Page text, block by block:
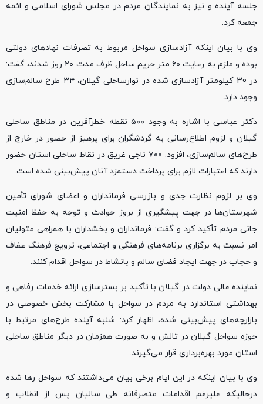
جلسه آینده و نیز به نمایندگان مردم در مجلس شورای اسلامی و ائمه
جمعه کرد.
وی با بیان اینکه آزادسازی سواحل مربوط به تصرفات نهادهای دولتی
بوده و ملزم به رعایت ۶۰ متر حریم ساحل ظرف مدت ۲۰ روز شدند، گفت:
در 30 کیلومتر آزادسازی شده در نوارساحلی گیلان، ۳۴ طرح سالم‌سازی
وجود دارد.
دکتر عباسی با اشاره به وجود ۵۰۰ نقطه خطرآفرین در مناطق ساحلی
گیلان و لزوم اطلاع‌رسانی به گردشگران برای پرهیز از حضور در خارج از
طرح‌های سالم‌سازی، افزود: ۷۰۰ ناجی غریق در نقاط ساحلی استان حضور
دارند که اعتبارات لازم برای پرداخت دستمزد آنان پیش‌بینی شده است.
وی بر لزوم نظارت جدی و بازرسی فرمانداران و اعضای شورای تأمین
شهرستان‌ها در جهت پیشگیری از بروز حوادث و توجه به حفظ امنیت
جانی مردم تأکید کرد و گفت: فرمانداران و بخشداران با همراهی متولیان
امر نسبت به برگزاری برنامه‌های فرهنگی و اجتماعی، ترویج فرهنگ عفاف
و حجاب در جهت ایجاد فضای سالم و بانشاط در سواحل اقدام کنند.
نماینده عالی دولت در گیلان با تأکید بر بسترسازی ارائه خدمات رفاهی و
بهداشتی استاندارد به مردم در سواحل با مشارکت بخش خصوصی در
بازارچه‌های پیش‌بینی شده، اظهار کرد: شنبه آینده طرح‌های مرتبط با
حوزه سواحل گیلان در تالش و به صورت همزمان در دیگر مناطق ساحلی
استان مورد بهره‌برداری قرار می‌گیرند.
وی با بیان اینکه در این ایام برخی بیان می‌داشتند که سواحل رها شده
درحالیکه علیرغم اقدامات متصرفانه طی سالیان پس از انقلاب و